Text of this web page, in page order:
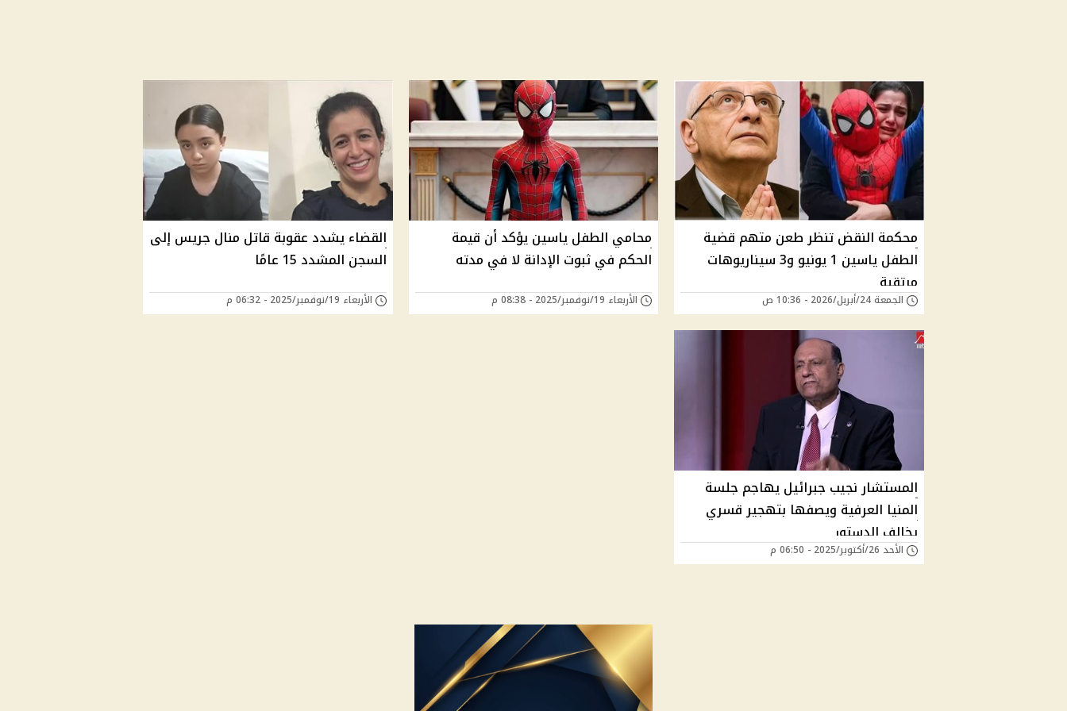
محكمة النقض تنظر طعن متهم قضية
الطفل ياسين 1 يونيو و3 سيناريوهات
مرتقبة
الجمعة 24/أبريل/2026 - 10:36 ص
محامي الطفل ياسين يؤكد أن قيمة
الحكم في ثبوت الإدانة لا في مدته
الأربعاء 19/نوفمبر/2025 - 08:38 م
القضاء يشدد عقوبة قاتل منال جريس إلى
السجن المشدد 15 عامًا
الأربعاء 19/نوفمبر/2025 - 06:32 م
المستشار نجيب جبرائيل يهاجم جلسة
المنيا العرفية ويصفها بتهجير قسري
يخالف الدستور
الأحد 26/أكتوبر/2025 - 06:50 م